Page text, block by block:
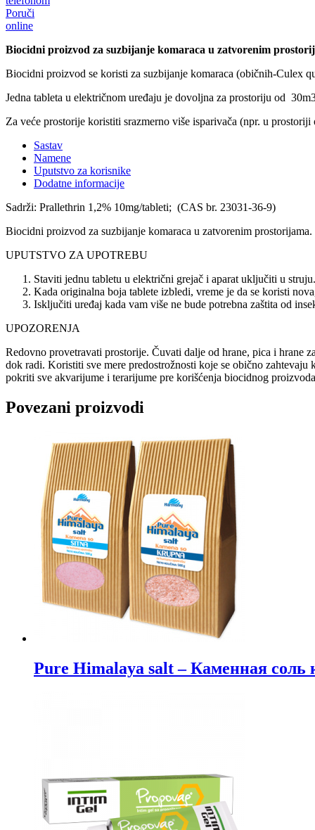
Poruči
online
Biocidni proizvod za suzbijanje komaraca u zatvorenim
Biocidni proizvod se koristi za suzbijanje komaraca (običnih-Culex
Jedna tableta u električnom uređaju je dovoljna za prostoriju od
Za veće prostorije koristiti srazmerno više isparivača (npr. u
Sastav
Namene
Uputstvo za korisnike
Dodatne informacije
Sadrži: Prallethrin 1,2% 10mg/tableti; (CAS br. 23031-36-9)
Biocidni proizvod za suzbijanje komaraca u zatvorenim prostorijama.
UPUTSTVO ZA UPOTREBU
Staviti jednu tabletu u električni grejač i aparat uključiti u struju.
Kada originalna boja tablete izbledi, vreme je da se koristi
Isključiti uređaj kada vam više ne bude potrebna zaštita od
UPOZORENJA
Redovno provetravati prostorije. Čuvati dalje od hrane, pica i hrane
dok radi. Koristiti sve mere predostrožnosti koje se obično
pokriti sve akvarijume i terarijume pre korišćenja biocidnog
Povezani proizvodi
Pure Himalaya salt – Каменная соль